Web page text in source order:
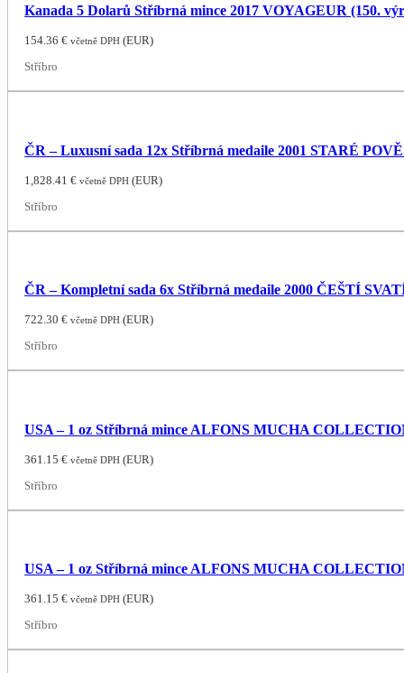
Kanada 5 Dolarů Stříbrná mince 2017 VOYAGEUR (150.
154.36€ včetně DPH (EUR)
Stříbro
ČR – Luxusní sada 12x Stříbrná medaile 2001 STARÉ
1,828.41€ včetně DPH (EUR)
Stříbro
ČR – Kompletní sada 6x Stříbrná medaile 2000 ČEŠTÍ
722.30€ včetně DPH (EUR)
Stříbro
USA – 1 oz Stříbrná mince ALFONS MUCHA
361.15€ včetně DPH (EUR)
Stříbro
USA – 1 oz Stříbrná mince ALFONS MUCHA
361.15€ včetně DPH (EUR)
Stříbro